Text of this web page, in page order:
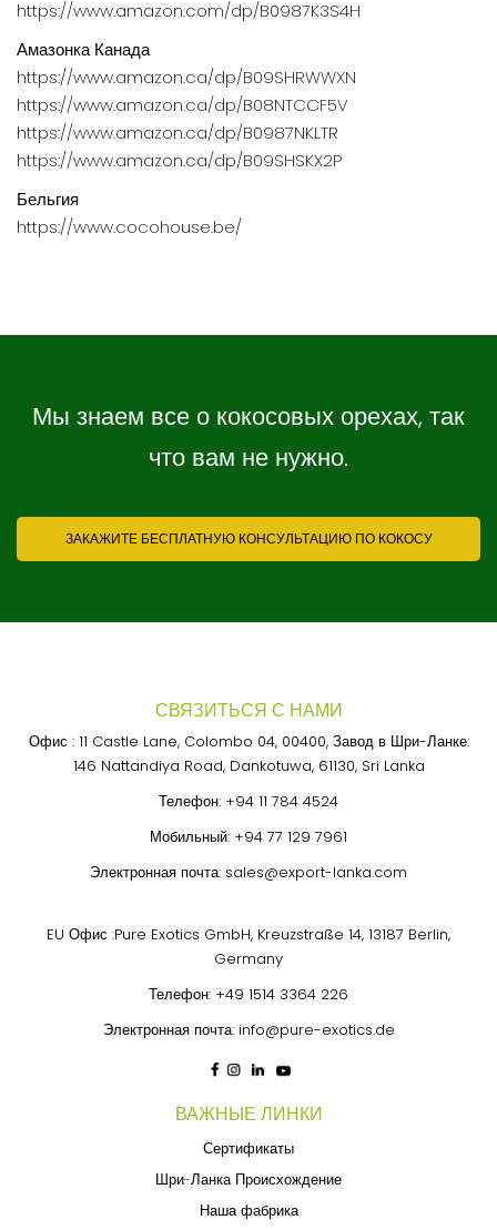
https://www.amazon.com/dp/B0987K3S4H
Амазонка Канада
https://www.amazon.ca/dp/B09SHRWWXN
https://www.amazon.ca/dp/B08NTCCF5V
https://www.amazon.ca/dp/B0987NKLTR
https://www.amazon.ca/dp/B09SHSKX2P
Бельгия
https://www.cocohouse.be/
Мы знаем все о кокосовых орехах, так
что вам не нужно.
ЗАКАЖИТЕ БЕСПЛАТНУЮ КОНСУЛЬТАЦИЮ ПО КОКОСУ
СВЯЗИТЬСЯ С НАМИ
Офис : 11 Castle Lane, Colombo 04, 00400, Завод в Шри-Ланке:
146 Nattandiya Road, Dankotuwa, 61130, Sri Lanka
Телефон: +94 11 784 4524
Мобильный: +94 77 129 7961
Электронная почта: sales@export-lanka.com
EU Офис :Pure Exotics GmbH, Kreuzstraße 14, 13187 Berlin,
Germany
Телефон: +49 1514 3364 226
Электронная почта: info@pure-exotics.de
ВАЖНЫЕ ЛИНКИ
Сертификаты
Шри-Ланка Происхождение
Наша фабрика